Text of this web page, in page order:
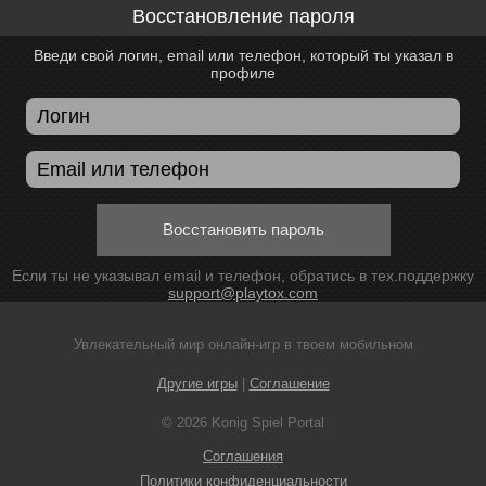
Восстановление пароля
Введи свой логин, email или телефон, который ты указал в
профиле
Восстановить пароль
Если ты не указывал email и телефон, обратись в тех.поддержку
support@playtox.com
Увлекательный мир онлайн-игр в твоем мобильном
Другие игры| Соглашение
© 2026 Konig Spiel Portal
Соглашения
Политики конфиденциальности